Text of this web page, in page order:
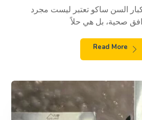
السن ساكو تعتبر ليست مجرد
Read More